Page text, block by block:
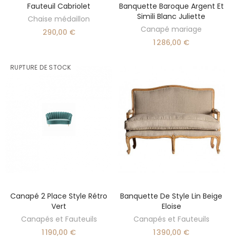
AJOUTER AU PANIER
Fauteuil Cabriolet
Chaise médaillon
290,00 €
AJOUTER AU PANIER
Banquette Baroque Argent Et
Simili Blanc Juliette
Canapé mariage
1 286,00 €
RUPTURE DE STOCK
DÉCOUVRIR
Canapé 2 Place Style Rétro
Vert
Canapés et Fauteuils
1 190,00 €
AJOUTER AU PANIER
Banquette De Style Lin Beige
Eloise
Canapés et Fauteuils
1 390,00 €